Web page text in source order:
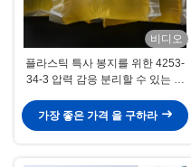
비디오
플라스틱 특사 봉지를 위한 4253-
34-3 압력 감응 분리할 수 있는 접
가장 좋은 가격 을 구하라